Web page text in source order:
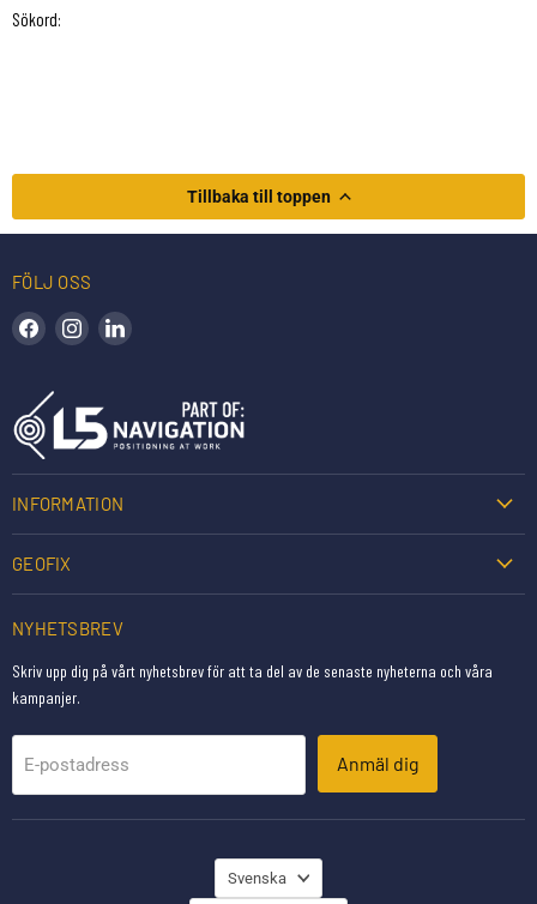
Sökord:
Tillbaka till toppen
FÖLJ OSS
Hitta oss på Facebook
Hitta oss på Instagram
INFORMATION
GEOFIX
NYHETSBREV
Skriv upp dig på vårt nyhetsbrev för att ta del av de senaste nyheterna och våra
kampanjer.
E-postadress Anmäl dig
SPRÅK
Svenska